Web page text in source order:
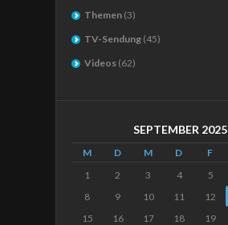
Themen (3)
TV-Sendung (45)
Videos (62)
SEPTEMBER 2025
M D M D F
1
2 3 4 5
8
9 10 11 12
15
16 17 18 19